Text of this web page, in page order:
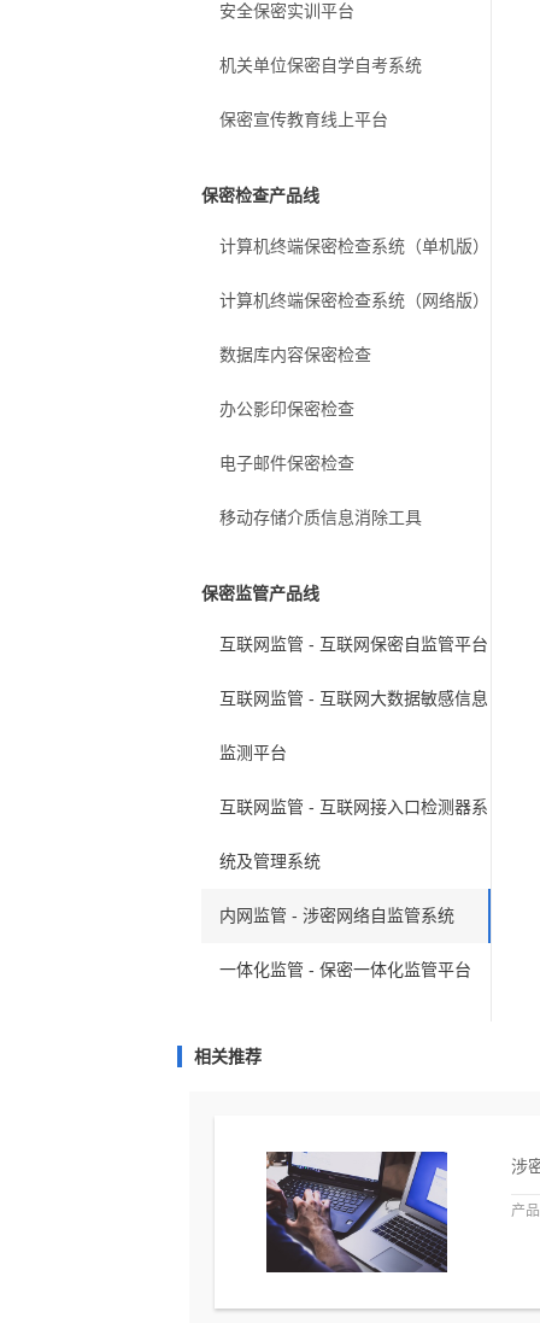
安全保密实训平台
机关单位保密自学自考系统
保密宣传教育线上平台
保密检查产品线
计算机终端保密检查系统（单机版）
计算机终端保密检查系统（网络版）
数据库内容保密检查
办公影印保密检查
电子邮件保密检查
移动存储介质信息消除工具
保密监管产品线
互联网监管 - 互联网保密自监管平台
互联网监管 - 互联网大数据敏感信息
监测平台
互联网监管 - 互联网接入口检测器系
统及管理系统
内网监管 - 涉密网络自监管系统
一体化监管 - 保密一体化监管平台
相关推荐
涉
产